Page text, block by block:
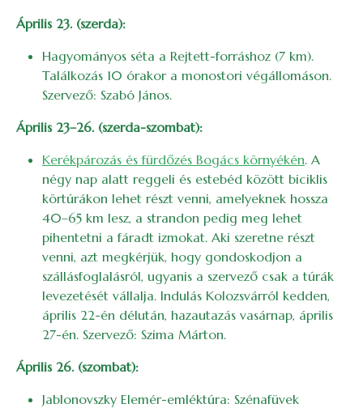
Április 23. (szerda):
Hagyományos séta a Rejtett-forráshoz (7 km).
Találkozás 10 órakor a monostori végállomáson.
Szervező: Szabó János.
Április 23–26. (szerda-szombat):
Kerékpározás és fürdőzés Bogács környékén. A
négy nap alatt reggeli és estebéd között biciklis
körtúrákon lehet részt venni, amelyeknek hossza
40–65 km lesz, a strandon pedig meg lehet
pihentetni a fáradt izmokat. Aki szeretne részt
venni, azt megkérjük, hogy gondoskodjon a
szállásfoglalásról, ugyanis a szervező csak a túrák
levezetését vállalja. Indulás Kolozsvárról kedden,
április 22-én délután, hazautazás vasárnap, április
27-én. Szervező: Szima Márton.
Április 26. (szombat):
Jablonovszky Elemér-emléktúra: Szénafüvek